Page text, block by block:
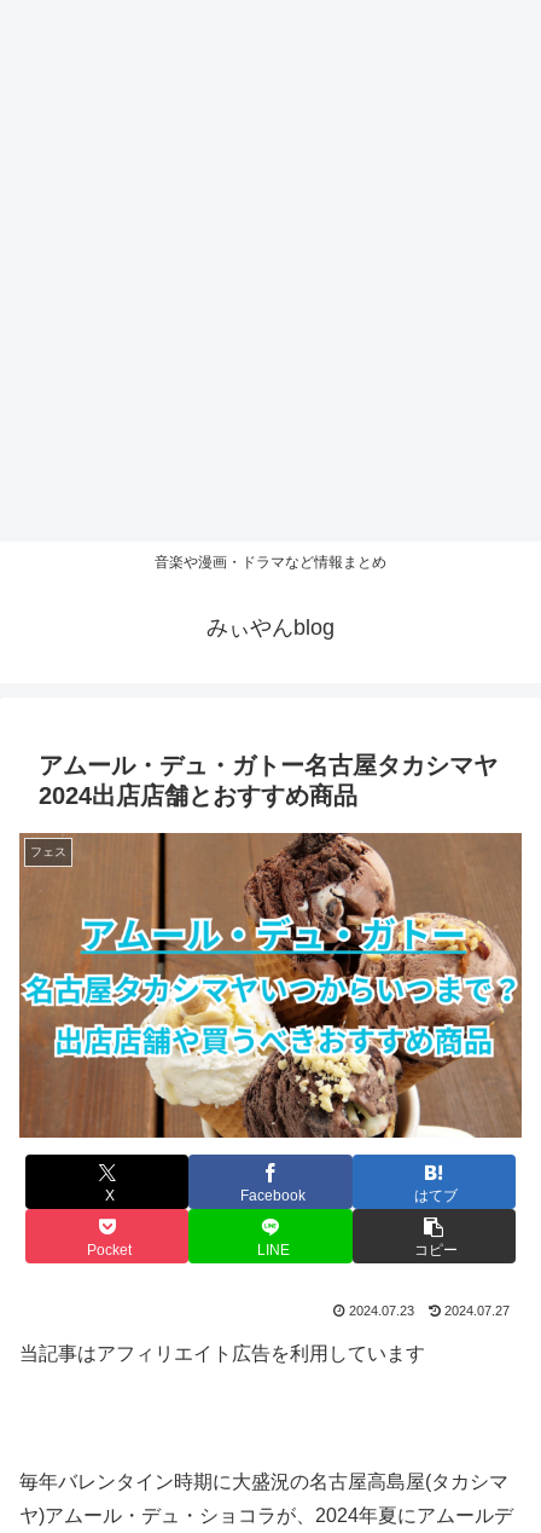
音楽や漫画・ドラマなど情報まとめ
みぃやんblog
アムール・デュ・ガトー名古屋タカシマヤ
2024出店店舗とおすすめ商品
フェス
X Facebook はてブ
Pocket LINE コピー
2024.07.23 2024.07.27
当記事はアフィリエイト広告を利用しています
毎年バレンタイン時期に大盛況の名古屋高島屋(タカシマ
ヤ)アムール・デュ・ショコラが、2024年夏にアムールデ